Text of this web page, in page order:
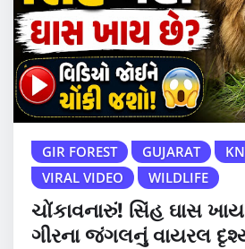
GIR FOREST GUJARAT
VIRAL VIDEO
WILDLIFE
ચોંકાવનારું! સિંહ ઘાસ
ગીરના જંગલનું વાયરલ